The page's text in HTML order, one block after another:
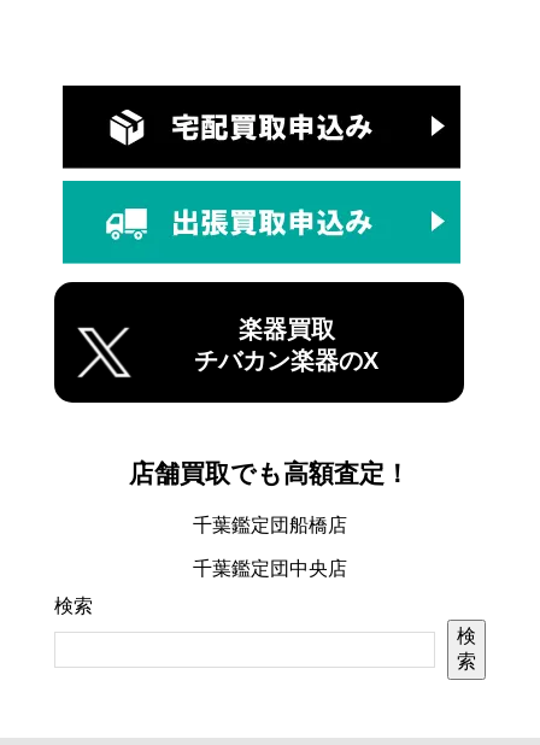
楽器買取
チバカン楽器のX
店舗買取でも高額査定！
千葉鑑定団船橋店
千葉鑑定団中央店
検索
検
索